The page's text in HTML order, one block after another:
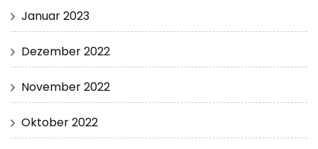
Januar 2023
Dezember 2022
November 2022
Oktober 2022